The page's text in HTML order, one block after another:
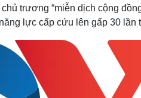
Lịch thi đấu bóng đá
Thế giới thể thao
eSports
Hậu trường
Văn hóa
Sân khấu - Điện ảnh
Văn học
trương “miễn dịch cộng
lực cấp cứu lên gấp 30 lần